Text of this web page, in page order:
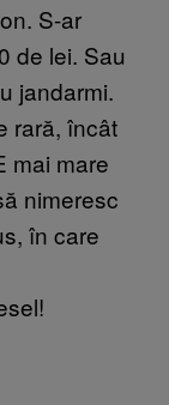
S-ar
de lei. Sau
jandarmi.
rară, încât
mai mare
nimeresc
în care